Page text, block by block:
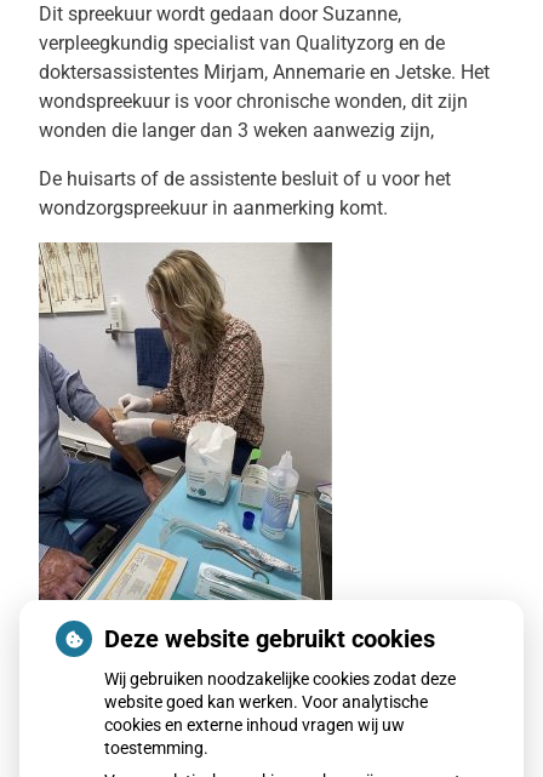
Dit spreekuur wordt gedaan door Suzanne,
verpleegkundig specialist van Qualityzorg en de
doktersassistentes Mirjam, Annemarie en Jetske. Het
wondspreekuur is voor chronische wonden, dit zijn
wonden die langer dan 3 weken aanwezig zijn,
De huisarts of de assistente besluit of u voor het
wondzorgspreekuur in aanmerking komt.
Deze website gebruikt cookies
Wij gebruiken noodzakelijke cookies zodat deze
website goed kan werken. Voor analytische
cookies en externe inhoud vragen wij uw
toestemming.